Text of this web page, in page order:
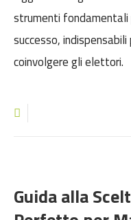
strumenti
successo,
coinvolgere gli elettori.
Guida alla